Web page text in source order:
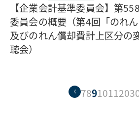
【企業会計基準委員会】第
委員会の概要（第4回「のれ
及びのれん償却費計上区分の
聴会）
789101120